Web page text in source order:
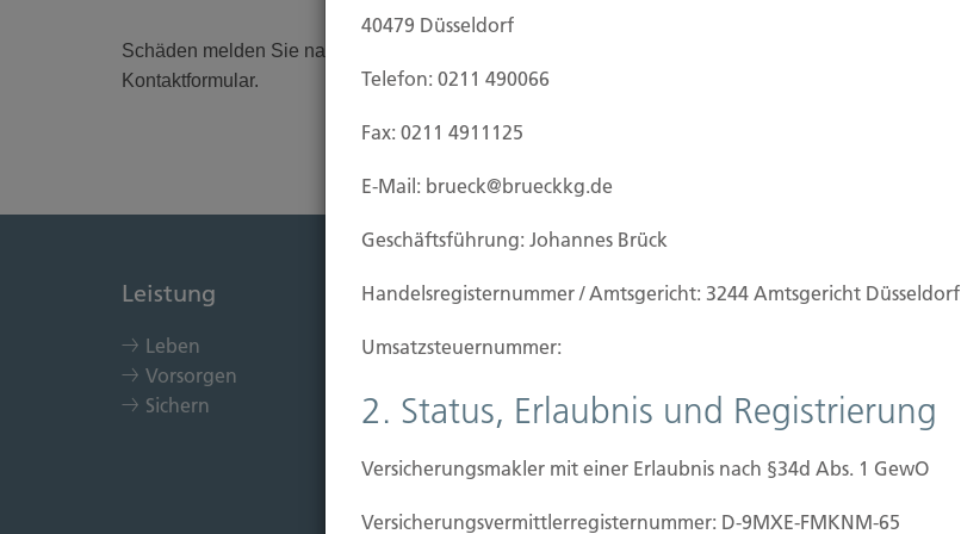
Schäden melden Sie nach Möglichkeit telefonisch unter 0211-490066 oder benutzen Sie unser
Kontaktformular.
Leistung
Leben
Vorsorgen
Sichern
Immobilien Vers.
Kauf Grundstück
Baufertigstellung/Hauskauf
Einzug/Vermietung
Schaden
Kontakt
Telefon:
40479 Düsseldorf
Telefon: 0211 490066
Fax: 0211 4911125
E-Mail: brueck@brueckkg.de
Geschäftsführung: Johannes Brück
Handels­registernummer / Amtsgericht: 3244 Amtsgericht Düsseldorf
Umsatzsteuer­nummer:
2. Status, Erlaubnis und Registrierung
Versicherungsmakler mit einer Erlaubnis nach §34d Abs. 1 GewO
Versicherungs­vermittler­registernummer: D-9MXE-FMKNM-65